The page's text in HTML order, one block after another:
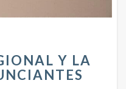
Y LA